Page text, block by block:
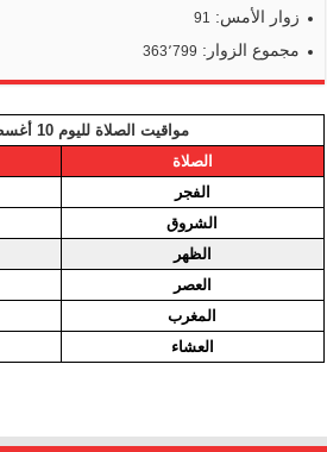
زوار الأمس: 91
مجموع الزوار: 363٬799
مواقيت الصلاة لليوم 10 أغسطس 2026
الصلاة
الفجر
الشروق
الظهر
العصر
المغرب
العشاء